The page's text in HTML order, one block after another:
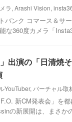
ラ, Arashi Vision,
バンク コマース＆サ
な360度カメラ「
出演の「日清焼
YouTuber, バーチャル取
新CM発表会」を
の新展開は、まさか